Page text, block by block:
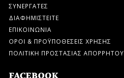
ΣΥΝΕΡΓΑΤΕΣ
ΔΙΑΦΗΜΙΣΤΕΙΤΕ
ΕΠΙΚΟΙΝΩΝΙΑ
ΟΡΟΙ & ΠΡΟΫΠΟΘΕΣΕΙΣ ΧΡΗΣΗΣ
ΠΟΛΙΤΙΚΗ ΠΡΟΣΤΑΣΙΑΣ ΑΠΟΡΡΗΤΟΥ